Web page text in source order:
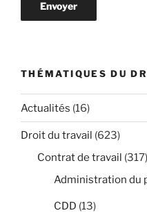
THÉMATIQUES DU
Actualités (16)
Droit du travail (623)
Contrat de travail (317)
Administration du
CDD (13)